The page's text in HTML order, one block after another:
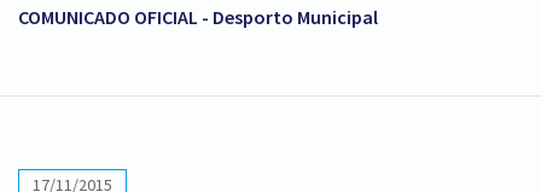
COMUNICADO OFICIAL - Desporto Municipal
17/11/2015